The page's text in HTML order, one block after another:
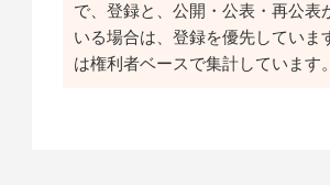
で、登録と、公開・公表・再公表
いる場合は、登録を優先していま
は権利者ベースで集計しています。